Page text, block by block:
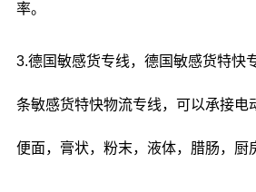
率。
3.德国敏感货专线，德国敏感货特快
条敏感货特快物流专线，可以承接电
便面，膏状，粉末，液体，腊肠，厨